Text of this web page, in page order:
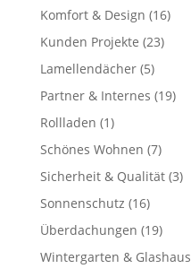
Komfort & Design (16)
Kunden Projekte (23)
Lamellendächer(5)
Partner & Internes (19)
Rollladen (1)
Schönes Wohnen (7)
Sicherheit & Qualität(3)
Sonnenschutz (16)
Überdachungen (19)
Wintergarten & Glashaus